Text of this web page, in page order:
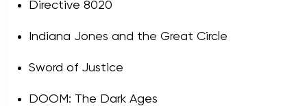
Directive 8020
Indiana Jones and the Great Circle
Sword of Justice
DOOM: The Dark Ages